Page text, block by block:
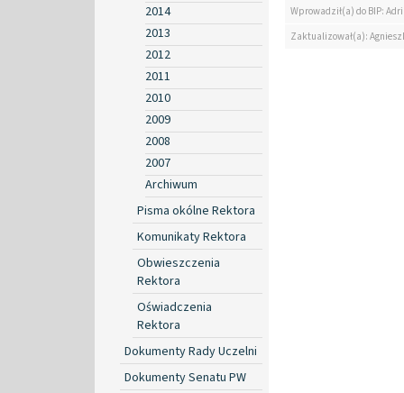
2014
2013
2012
2011
2010
2009
2008
2007
Archiwum
Pisma okólne Rektora
Komunikaty Rektora
Obwieszczenia
Rektora
Oświadczenia
Rektora
Dokumenty Rady Uczelni
Dokumenty Senatu PW
Wprowadził(a) do BIP:
Zaktualizował(a):